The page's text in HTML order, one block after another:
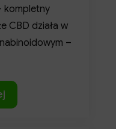
kompletny
CBD działa w
–